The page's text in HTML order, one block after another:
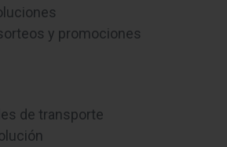
el interior de un solo vistazo.
Y VERDURAS
para guardar tus frutas y
. Para mantenerlas en perfecto
y en las mejores condiciones de
y promociones
de transporte